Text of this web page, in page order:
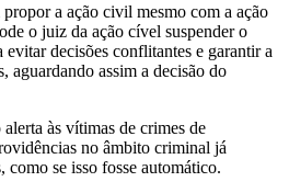
a ação civil mesmo com a ação
o juiz da ação cível suspender o
evitar decisões conflitantes e garantir a
aguardando assim a decisão do
às vítimas de crimes de
no âmbito criminal já
como se isso fosse automático.